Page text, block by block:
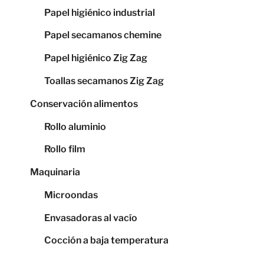
Papel higiénico industrial
Papel secamanos chemine
Papel higiénico Zig Zag
Toallas secamanos Zig Zag
Conservación alimentos
Rollo aluminio
Rollo film
Maquinaria
Microondas
Envasadoras al vacío
Cocción a baja temperatura